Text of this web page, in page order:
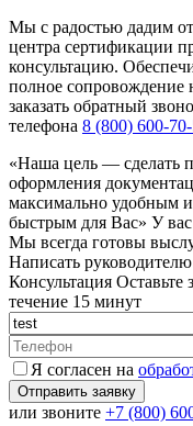
Мы с радостью дадим
центра сертификации
консультацию.
полное сопровождение
заказать обратный
телефона 8 (800) 600-
«Наша цель — сделать
оформления
максимально удобным и
быстрым для Вас» У
Мы всегда готовы
Написать руководителю
Консультация Оставьте
течение 15 минут
Я согласен на
или звоните +7 (800)